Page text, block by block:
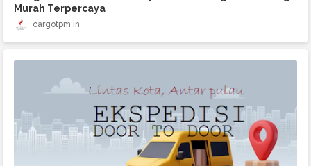
Murah Terpercaya
cargotpm